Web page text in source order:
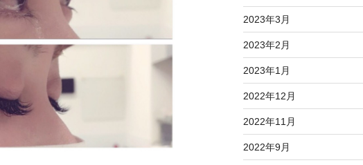
2023年3月
2023年2月
2023年1月
2022年12月
2022年11月
2022年9月